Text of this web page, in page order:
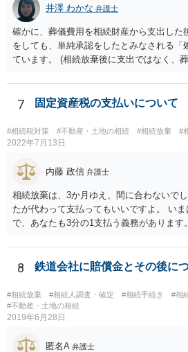
るより非課税の枠が減少します。 計画的に
いうことになります。これ以外にも気をつ
んので、一度相談して想定するのがおすす
井澤 わかな 弁護士
確かに、葬儀費用を相続財産から支出した
をしても、単純承認をしたとみなされる「
ています。 (相続放棄後に支出ではなく、
述の手続ということだと思いますが) ただ
いということではなく、身分相応の、社
る程度の金額に留まると考えた方がよいで
に葬儀費用を支出する経済力がなく、質素
ば相続財産から支出しても単純承認と認め
7 固定資産税の支払いについて
#相続税対策 #不動産・土地の相続 #相続放棄 #
2022年7月13日
内藤 政信 弁護士
相続放棄は、3か月ゆえ、間に合わないで
たが代わって支払ってもいいですよ。 い
で、あなたも3分の1支払う義務がありま
払い義務があります。
8 鉄道会社に賠償金とその後に
#相続放棄 #相続人調査・確定 #相続手続き #相
#不動産・土地の相続
2019年6月28日
匿名A 弁護士